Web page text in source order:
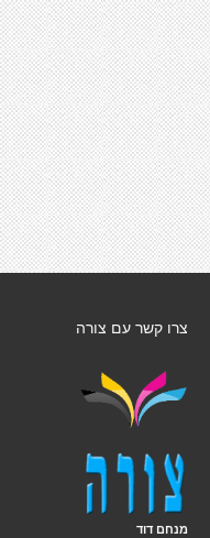
צרו קשר עם צורה
מנחם דוד